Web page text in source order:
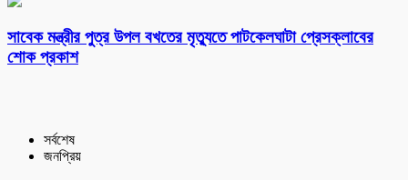
সাবেক মন্ত্রীর পুত্র উপল বখতের মৃত্যুতে পাটকেলঘাটা প্রেসক্লাবের
শোক প্রকাশ
সর্বশেষ
জনপ্রিয়